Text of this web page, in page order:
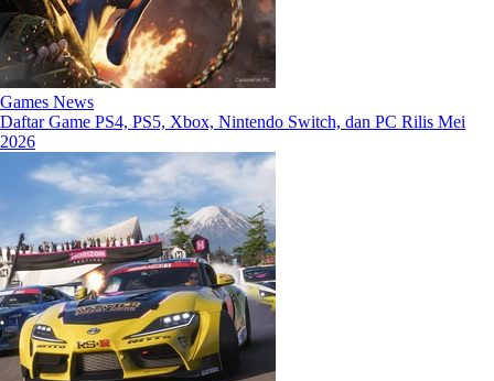
Games News
Daftar Game PS4, PS5, Xbox, Nintendo Switch, dan PC Rilis Mei
2026